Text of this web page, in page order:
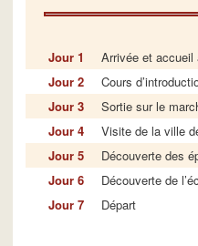
Jour 1
Arrivée et accueil
Jour 2
Cours
Jour 3
Sortie sur le
Jour 4
Visite de la ville
Jour 5
Découverte des
Jour 6
Découverte de
Jour 7
Départ